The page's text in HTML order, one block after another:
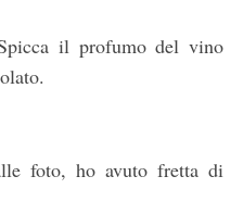
il profumo del vino
foto, ho avuto fretta di